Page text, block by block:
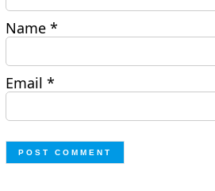
Name*
Email*